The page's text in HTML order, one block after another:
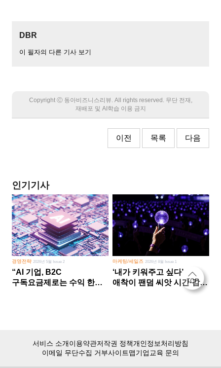
DBR
이 필자의 다른 기사 보기
Copyright Ⓒ 동아비즈니스리뷰. All rights reserved. 무단 전재,
재배포 및 AI학습 이용 금지
이전 목록 다음
인기기사
경영전략 2026년 5월 Issue 2
“AI 기업, B2C
구독요금제로는 수익 한계
마케팅/세일즈 2026년 8월 Issue 1
‘내가 키워주고 싶다’
애착이 팬덤 씨앗 시간·감정
서비스 소개이용약관저작권 정책개인정보처리방침
이메일 무단수집 거부사이트맵기업교육 문의